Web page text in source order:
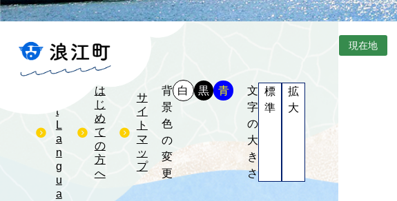
S
e
l
t
L
a
n
g
u
a
は
じ
め
て
の
方
へ
サ
イ
ト
マ
ッ
プ
背
景
色
の
変
更
白 黒 青
文
字
の
大
き
さ
標
準
拡
大
現在地